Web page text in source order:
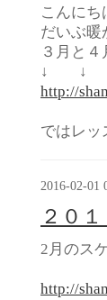
こんにち
だいぶ暖
３月と
↓ ↓
http://
ではレッ
2016-02-01
２０
2月のス
http://